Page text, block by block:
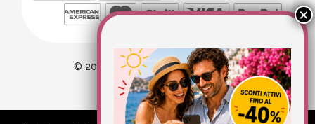
© 2026 Wellvit All Rights Reserved
Credits:Aries comunica